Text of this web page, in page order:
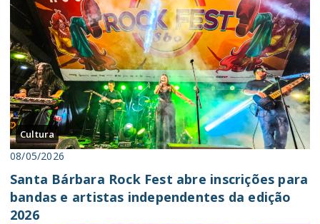
Cultura
08/05/2026
Santa Bárbara Rock Fest abre inscrições para
bandas e artistas independentes da edição
2026